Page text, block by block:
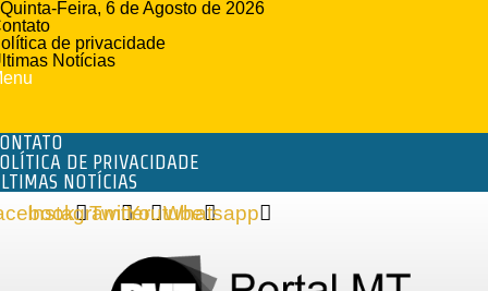
Quinta-Feira, 6 de Agosto de 2026
de privacidade
Notícias
DE PRIVACIDADE
NOTÍCIAS
InstagramTwitterYoutubeWhatsapp